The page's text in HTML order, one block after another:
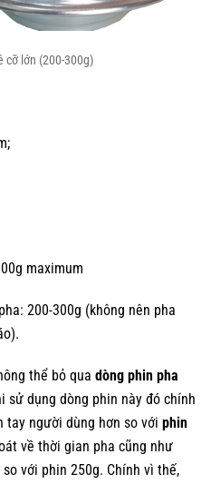
cỡ lớn (200-300g)
maximum
200-300g (không nên pha
thể bỏ qua dòng phin pha
sử dụng dòng phin này đó chính
tay người dùng hơn so với phin
về thời gian pha cũng như
với phin 250g. Chính vì thế,